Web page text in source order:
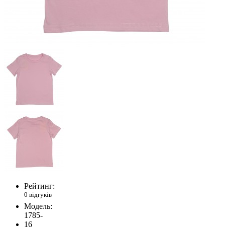
Рейтинг:
0 відгуків
Модель:
1785-
16